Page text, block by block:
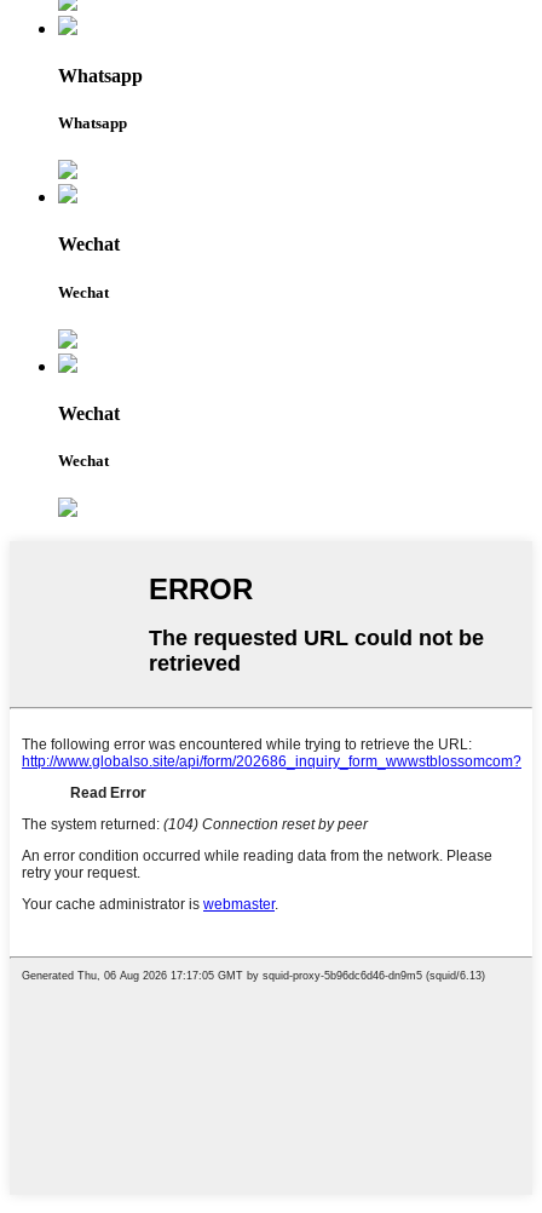
Whatsapp
Whatsapp
Wechat
Wechat
Wechat
Wechat